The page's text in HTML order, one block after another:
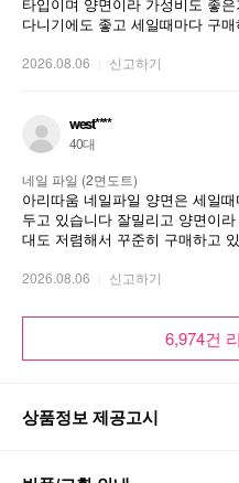
다니기에도 좋고 세일때마다 구
2026.08.06 신고하기
west****
40대
네일 파일 (2면도트)
아리따움 네일파일 양면은 세일
두고 있습니다 잘밀리고 양면이
대도 저렴해서 꾸준히 구매하고
2026.08.06 신고하기
6,974건
상품정보 제공고시